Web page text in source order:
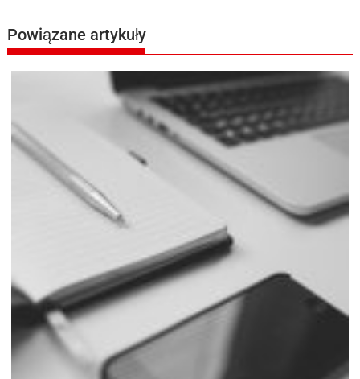
Powiązane artykuły